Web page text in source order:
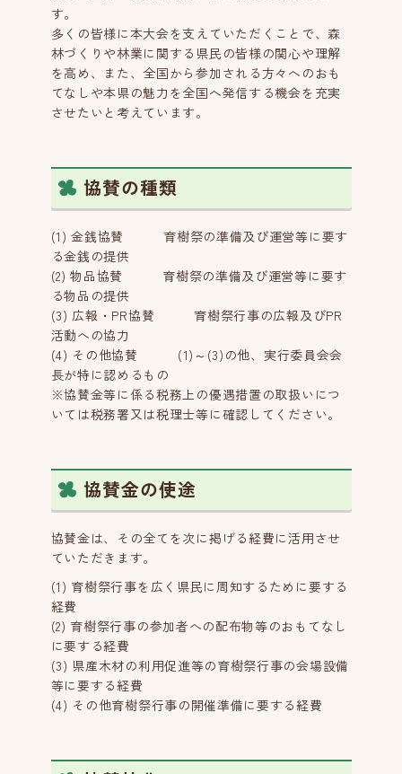
す。
多くの皆様に本大会を支えていただくことで、森
林づくりや林業に関する県民の皆様の関心や理解
を高め、また、全国から参加される方々へのおも
てなしや本県の魅力を全国へ発信する機会を充実
させたいと考えています。
協賛の種類
(1) 金銭協賛 育樹祭の準備及び運営等に要す
る金銭の提供
(2) 物品協賛 育樹祭の準備及び運営等に要す
る物品の提供
(3) 広報・PR協賛 育樹祭行事の広報及びPR
活動への協力
(4) その他協賛 (1)～(3)の他、実行委員会会
長が特に認めるもの
※協賛金等に係る税務上の優遇措置の取扱いにつ
いては税務署又は税理士等に確認してください。
協賛金の使途
協賛金は、その全てを次に掲げる経費に活用させ
ていただきます。
(1) 育樹祭行事を広く県民に周知するために要する
経費
(2) 育樹祭行事の参加者への配布物等のおもてなし
に要する経費
(3) 県産木材の利用促進等の育樹祭行事の会場設備
等に要する経費
(4) その他育樹祭行事の開催準備に要する経費